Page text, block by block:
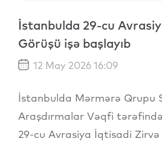
İstanbulda 29-cu
Görüşü işə başlayıb
12 May 2026 16:09
İstanbulda Mərmərə Qrupu
Araşdırmalar Vəqfi
29-cu Avrasiya İqtisadi Zirvə